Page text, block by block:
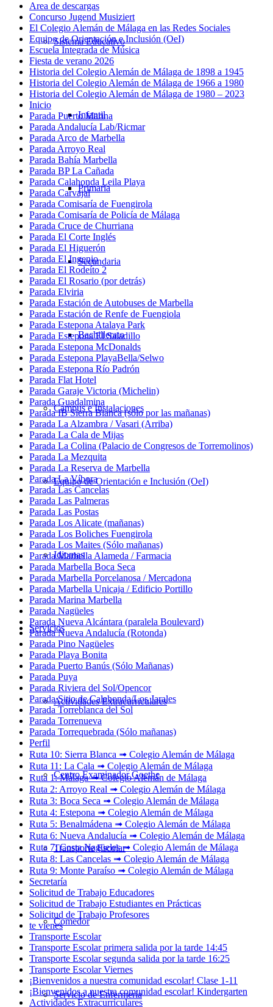
Sistema Educativo
Infantil
Primaria
Secundaria
Bachillerato
Campus e Instalaciones
Equipo de Orientación e Inclusión (OeI)
Idiomas
Servicios
Actividades Extracurriculares
Centro Examinador Goethe
Transporte Escolar
Comedor
Servicio de Enfermería
Area de descargas
Concurso Jugend Musiziert
El Colegio Alemán de Málaga en las Redes Sociales
Equipo de Orientación e Inclusión (OeI)
Escuela Integrada de Música
Fiesta de verano 2026
Historia del Colegio Alemán de Málaga de 1898 a 1945
Historia del Colegio Alemán de Málaga de 1966 a 1980
Historia del Colegio Alemán de Málaga de 1980 – 2023
Inicio
Parada Puerto Marina
Parada Andalucía Lab/Ricmar
Parada Arco de Marbella
Parada Arroyo Real
Parada Bahía Marbella
Parada BP La Cañada
Parada Calahonda Leila Playa
Parada Carvajal
Parada Comisaría de Fuengirola
Parada Comisaría de Policía de Málaga
Parada Cruce de Churriana
Parada El Corte Inglés
Parada El Higuerón
Parada El Ingenio
Parada El Rodeíto 2
Parada El Rosario (por detrás)
Parada Elviria
Parada Estación de Autobuses de Marbella
Parada Estación de Renfe de Fuengiola
Parada Estepona Atalaya Park
Parada Estepona El Saladillo
Parada Estepona McDonalds
Parada Estepona PlayaBella/Selwo
Parada Estepona Río Padrón
Parada Flat Hotel
Parada Garaje Victoria (Michelin)
Parada Guadalmina
Parada IB Sierra Blanca (sólo por las mañanas)
Parada La Alzambra / Vasari (Arriba)
Parada La Cala de Mijas
Parada La Colina (Palacio de Congresos de Torremolinos)
Parada La Mezquita
Parada La Reserva de Marbella
Parada La Víbora
Parada Las Cancelas
Parada Las Palmeras
Parada Las Postas
Parada Los Alicate (mañanas)
Parada Los Boliches Fuengirola
Parada Los Maites (Sólo mañanas)
Parada Marbella Alameda / Farmacia
Parada Marbella Boca Seca
Parada Marbella Porcelanosa / Mercadona
Parada Marbella Unicaja / Edificio Portillo
Parada Marina Marbella
Parada Nagüeles
Parada Nueva Alcántara (paralela Boulevard)
Parada Nueva Andalucía (Rotonda)
Parada Pino Nagüeles
Parada Playa Bonita
Parada Puerto Banús (Sólo Mañanas)
Parada Puya
Parada Riviera del Sol/Opencor
Parada Sitio de Calahonda/Los Jarales
Parada Torreblanca del Sol
Parada Torrenueva
Parada Torrequebrada (Sólo mañanas)
Perfil
Ruta 10: Sierra Blanca ➟ Colegio Alemán de Málaga
Ruta 11: La Cala ➟ Colegio Alemán de Málaga
Ruta 1: Málaga ➟ Colegio Alemán de Málaga
Ruta 2: Arroyo Real ➟ Colegio Alemán de Málaga
Ruta 3: Boca Seca ➟ Colegio Alemán de Málaga
Ruta 4: Estepona ➟ Colegio Alemán de Málaga
Ruta 5: Benalmádena ➟ Colegio Alemán de Málaga
Ruta 6: Nueva Andalucía ➟ Colegio Alemán de Málaga
Ruta 7: Costa Nagüeles ➟ Colegio Alemán de Málaga
Ruta 8: Las Cancelas ➟ Colegio Alemán de Málaga
Ruta 9: Monte Paraíso ➟ Colegio Alemán de Málaga
Secretaría
Solicitud de Trabajo Educadores
Solicitud de Trabajo Estudiantes en Prácticas
Solicitud de Trabajo Profesores
te vienes
Transporte Escolar
Transporte Escolar primera salida por la tarde 14:45
Transporte Escolar segunda salida por la tarde 16:25
Transporte Escolar Viernes
¡Bienvenidos a nuestra comunidad escolar! Clase 1-11
¡Bienvenidos a nuestra comunidad escolar! Kindergarten
Actividades Extracurriculares